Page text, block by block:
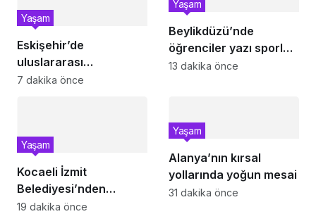
Eskişehir’de
uluslararası
öğrencilere kültürel
Yaşam
7 dakika önce
Beylikdüzü’nde
öğrenciler yazı sporla
geçiriyor
Yaşam
13 dakika önce
Kocaeli İzmit
Belediyesi’nden
Tüysüzler’e beton
Yaşam
19 dakika önce
Alanya’nın kırsal
yollarında yoğun mesai
Yaşam
31 dakika önce